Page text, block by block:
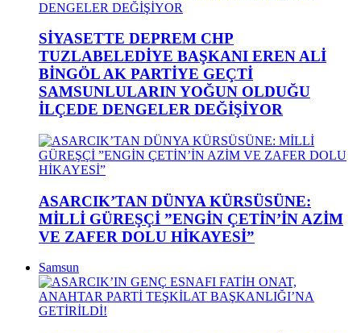
SİYASETTE DEPREM CHP
TUZLABELEDİYE BAŞKANI EREN ALİ
BİNGÖL AK PARTİYE GEÇTİ
SAMSUNLULARIN YOĞUN OLDUĞU
İLÇEDE DENGELER DEĞİŞİYOR
ASARCIK’TAN DÜNYA KÜRSÜSÜNE:
MİLLİ GÜREŞÇİ ”ENGİN ÇETİN’İN AZİM
VE ZAFER DOLU HİKAYESİ”
Samsun